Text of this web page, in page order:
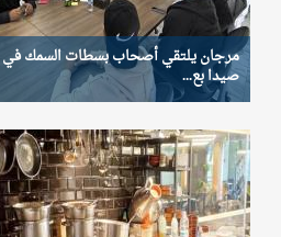
مرجان يلتقي أصحاب بسطات السمك في
صيدا بع...